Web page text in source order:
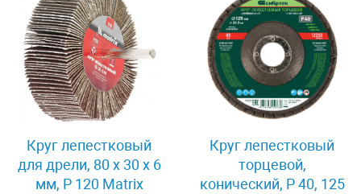
Круг лепестковый
для дрели, 80 х 30 х 6
мм, P 120 Matrix
Круг лепестковый
торцевой,
конический, Р 40, 125